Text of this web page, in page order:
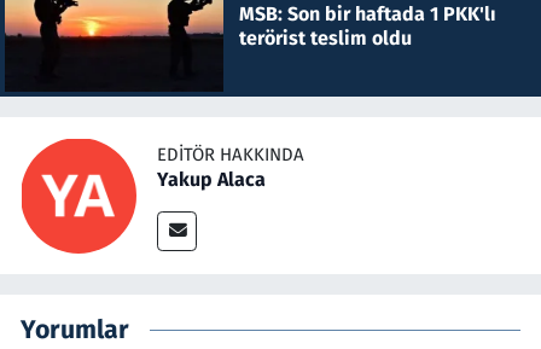
MSB: Son bir haftada 1 PKK'lı
terörist teslim oldu
EDITÖR HAKKINDA
Yakup Alaca
Yorumlar